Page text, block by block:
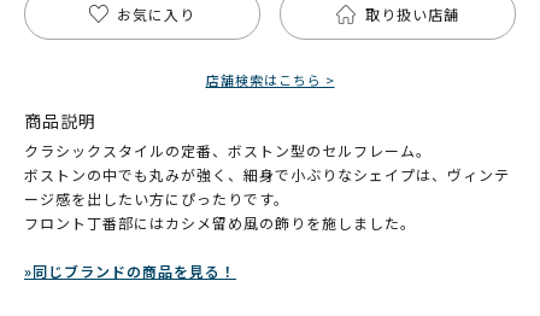
お気に入り 取り扱い店舗
店舗検索はこちら >
商品説明
クラシックスタイルの定番、ボストン型のセルフレーム。
ボストンの中でも丸みが強く、細身で小ぶりなシェイプは、ヴィンテ
ージ感を出したい方にぴったりです。
フロント丁番部にはカシメ留め風の飾りを施しました。
»同じブランドの商品を見る！